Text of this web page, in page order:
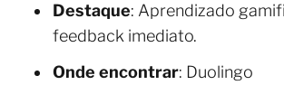
Destaque: Aprendizado
feedback imediato.
Onde encontrar: Duolingo